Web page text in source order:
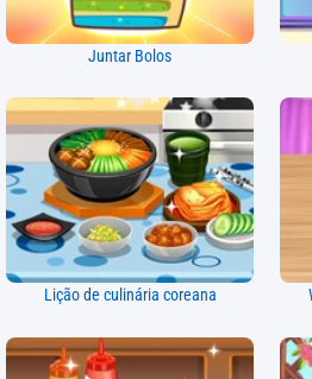
Juntar Bolos
Lição de culinária coreana